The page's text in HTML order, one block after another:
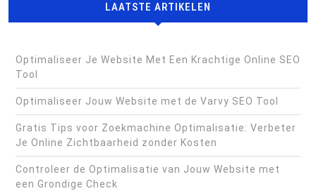
LAATSTE ARTIKELEN
Optimaliseer Je Website Met Een Krachtige Online SEO
Tool
Optimaliseer Jouw Website met de Varvy SEO Tool
Gratis Tips voor Zoekmachine Optimalisatie: Verbeter
Je Online Zichtbaarheid zonder Kosten
Controleer de Optimalisatie van Jouw Website met
een Grondige Check